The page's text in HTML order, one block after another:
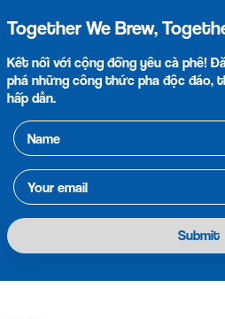
Together We Brew,
Kết nối với cộng đồng yêu cà phê!
phá những công thức pha độc đáo,
hấp dẫn.
Submit